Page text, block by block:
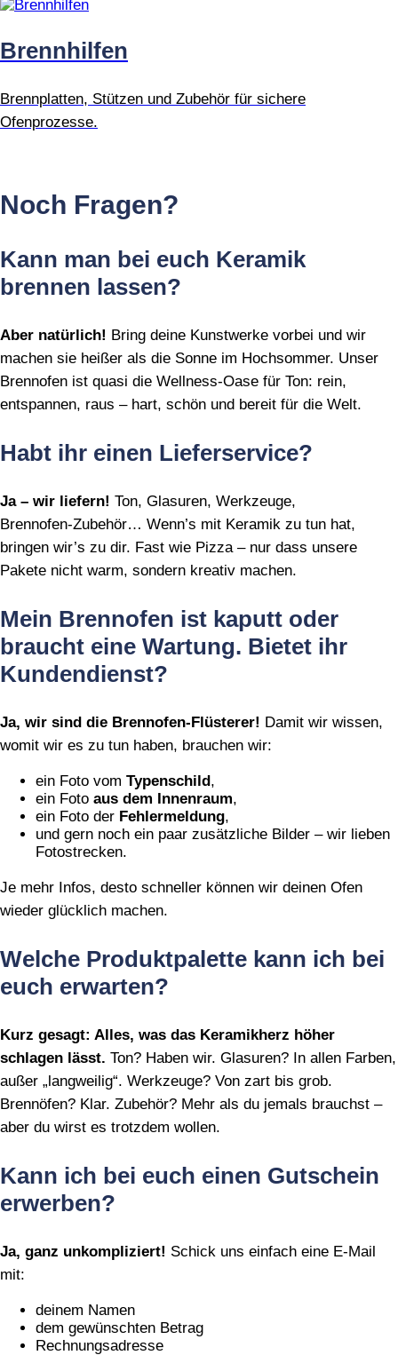
Brennhilfen
Brennplatten, Stützen und Zubehör für sichere
Ofenprozesse.
Noch Fragen?
Kann man bei euch Keramik
brennen lassen?
Aber natürlich! Bring deine Kunstwerke vorbei und wir
machen sie heißer als die Sonne im Hochsommer. Unser
Brennofen ist quasi die Wellness‑Oase für Ton: rein,
entspannen, raus – hart, schön und bereit für die Welt.
Habt ihr einen Lieferservice?
Ja – wir liefern! Ton, Glasuren, Werkzeuge,
Brennofen‑Zubehör… Wenn’s mit Keramik zu tun hat,
bringen wir’s zu dir. Fast wie Pizza – nur dass unsere
Pakete nicht warm, sondern kreativ machen.
Mein Brennofen ist kaputt oder
braucht eine Wartung. Bietet ihr
Kundendienst?
Ja, wir sind die Brennofen‑Flüsterer! Damit wir wissen,
womit wir es zu tun haben, brauchen wir:
ein Foto vom Typenschild,
ein Foto aus dem Innenraum,
ein Foto der Fehlermeldung,
und gern noch ein paar zusätzliche Bilder – wir lieben
Fotostrecken.
Je mehr Infos, desto schneller können wir deinen Ofen
wieder glücklich machen.
Welche Produktpalette kann ich bei
euch erwarten?
Kurz gesagt: Alles, was das Keramikherz höher
schlagen lässt. Ton? Haben wir. Glasuren? In allen Farben,
außer „langweilig“. Werkzeuge? Von zart bis grob.
Brennöfen? Klar. Zubehör? Mehr als du jemals brauchst –
aber du wirst es trotzdem wollen.
Kann ich bei euch einen Gutschein
erwerben?
Ja, ganz unkompliziert! Schick uns einfach eine E‑Mail
mit:
deinem Namen
dem gewünschten Betrag
Rechnungsadresse